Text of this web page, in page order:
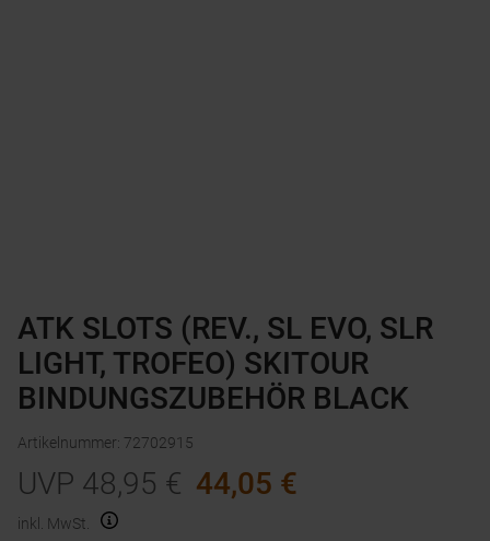
ATK SLOTS (REV., SL EVO, SLR
LIGHT, TROFEO) SKITOUR
BINDUNGSZUBEHÖR BLACK
Artikelnummer: 72702915
UVP 48,95 € 44,05 €
inkl. MwSt.